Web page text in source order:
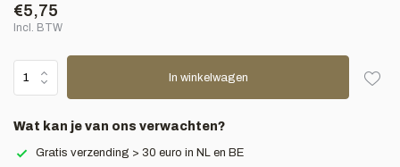
€5,75
Incl. BTW
In winkelwagen
Wat kan je van ons verwachten?
Gratis verzending > 30 euro in NL en BE